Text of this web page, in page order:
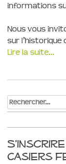
informations
Nous vous
sur l’historique
Lire la suite...
Rechercher :
Casiers